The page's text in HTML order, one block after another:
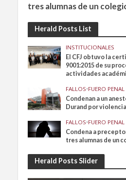
tres alumnas de un
Herald Posts List
INSTITUCIONALES
El CFJ obtuvo la
9001:2015 de su
actividades
FALLOS•FUERO PENAL
Condenan a un
Durand por
FALLOS•FUERO PENAL
Condena a
tres alumnas de un
Herald Posts Slider